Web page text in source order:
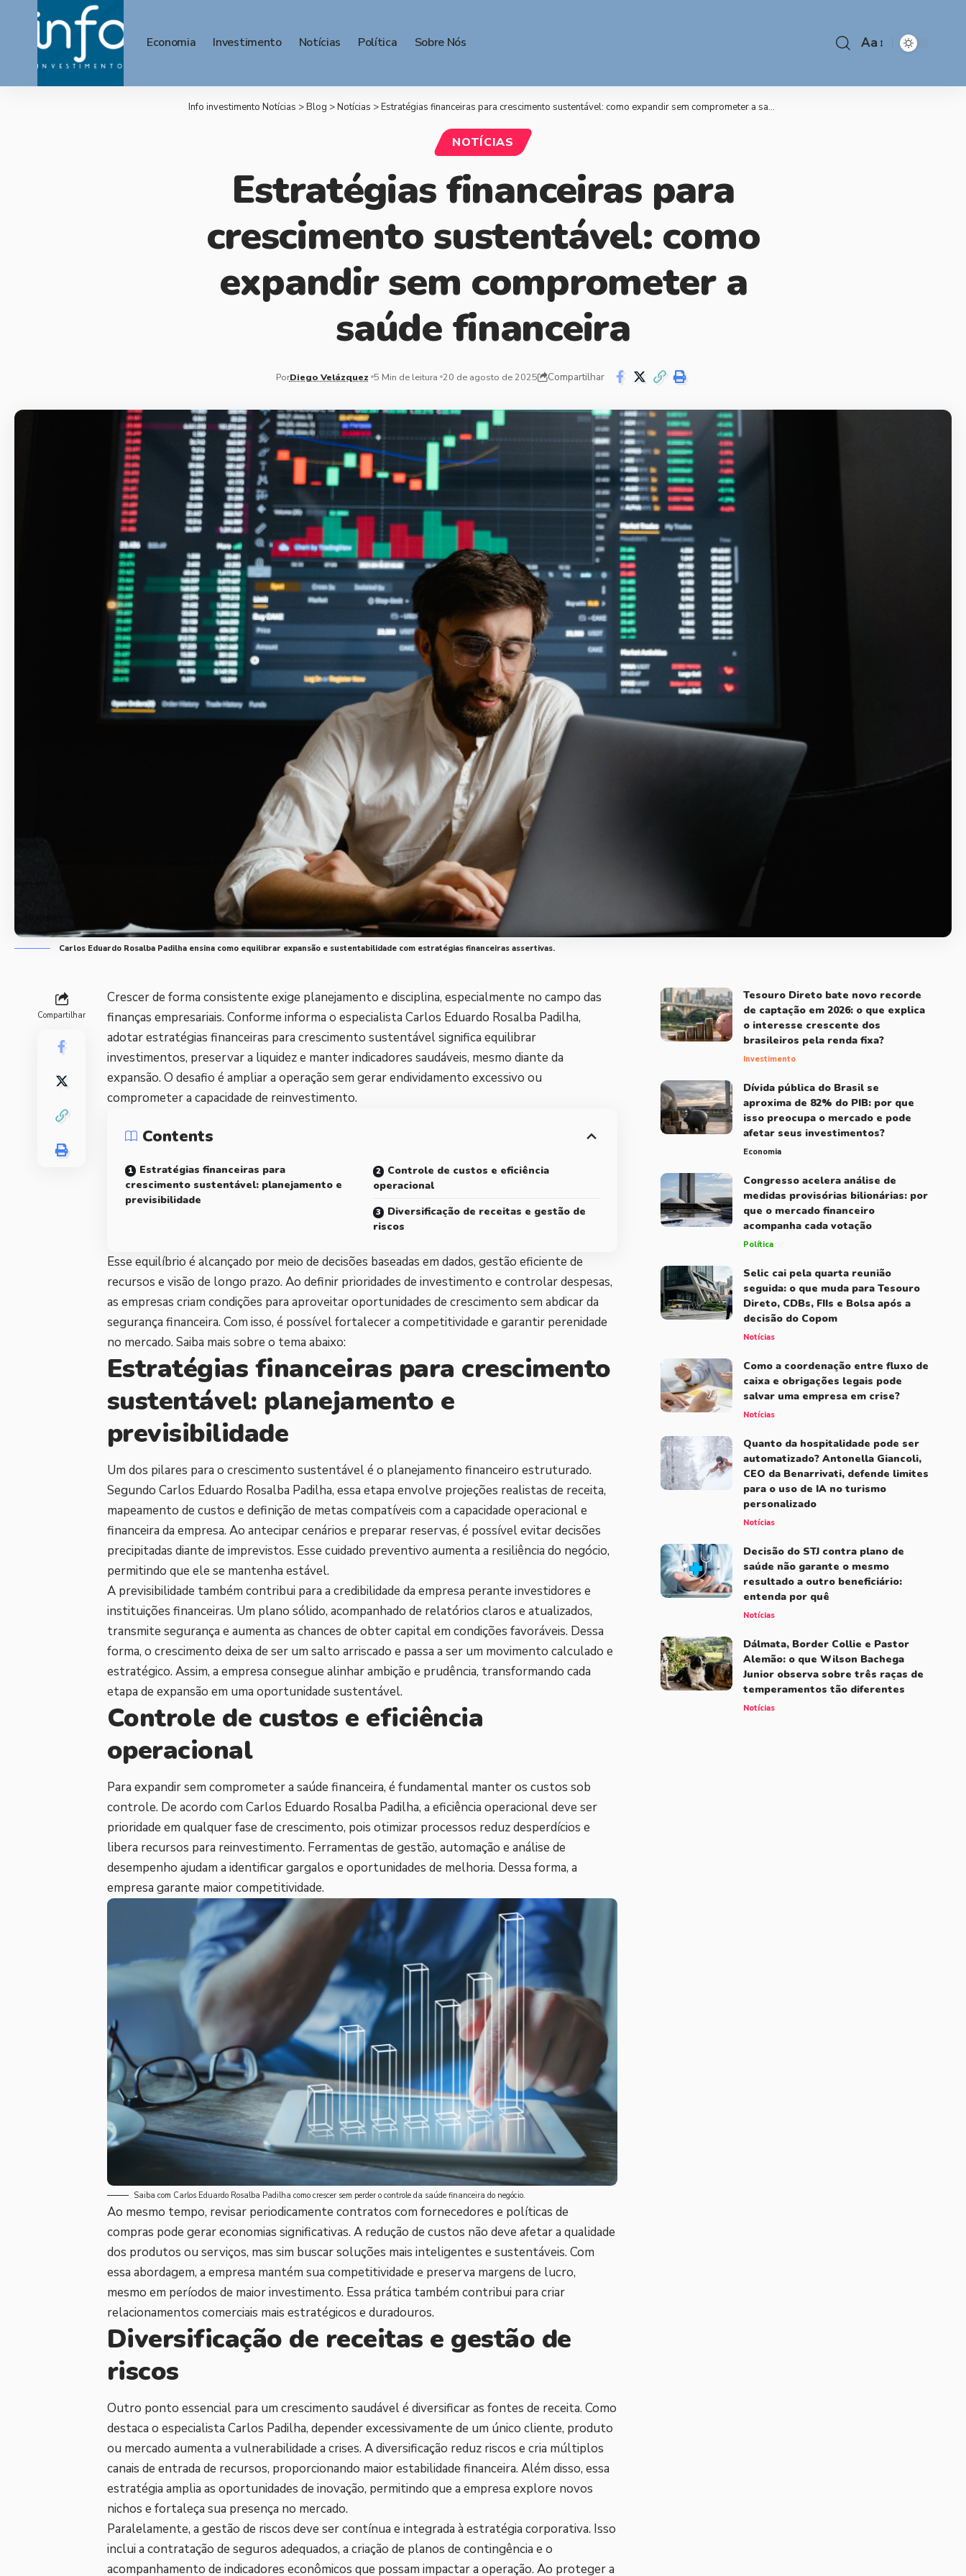
Economia Investimento Notícias Política Sobre Nós Aa
Info investimento Notícias >Blog >Notícias >Estratégias financeiras para crescimento sustentável: como expandir sem comprometer a saúde financeira
NOTÍCIAS
Estratégias financeiras para
crescimento sustentável: como
expandir sem comprometer a
saúde financeira
PorDiego Velázquez 5 Min de leitura 20 de agosto de 2025 Compartilhar
Carlos Eduardo Rosalba Padilha ensina como equilibrar expansão e sustentabilidade com estratégias financeiras assertivas.
Compartilhar
Crescer de forma consistente exige planejamento e disciplina, especialmente no campo das
finanças empresariais. Conforme informa o especialista Carlos Eduardo Rosalba Padilha,
adotar estratégias financeiras para crescimento sustentável significa equilibrar
investimentos, preservar a liquidez e manter indicadores saudáveis, mesmo diante da
expansão. O desafio é ampliar a operação sem gerar endividamento excessivo ou
comprometer a capacidade de reinvestimento.
Contents
Estratégias financeiras para
crescimento sustentável: planejamento e
previsibilidade
Controle de custos e eficiência
operacional
Diversificação de receitas e gestão de
riscos
Esse equilíbrio é alcançado por meio de decisões baseadas em dados, gestão eficiente de
recursos e visão de longo prazo. Ao definir prioridades de investimento e controlar despesas,
as empresas criam condições para aproveitar oportunidades de crescimento sem abdicar da
segurança financeira. Com isso, é possível fortalecer a competitividade e garantir perenidade
no mercado. Saiba mais sobre o tema abaixo:
Estratégias financeiras para crescimento
sustentável: planejamento e
previsibilidade
Um dos pilares para o crescimento sustentável é o planejamento financeiro estruturado.
Segundo Carlos Eduardo Rosalba Padilha, essa etapa envolve projeções realistas de receita,
mapeamento de custos e definição de metas compatíveis com a capacidade operacional e
financeira da empresa. Ao antecipar cenários e preparar reservas, é possível evitar decisões
precipitadas diante de imprevistos. Esse cuidado preventivo aumenta a resiliência do negócio,
permitindo que ele se mantenha estável.
A previsibilidade também contribui para a credibilidade da empresa perante investidores e
instituições financeiras. Um plano sólido, acompanhado de relatórios claros e atualizados,
transmite segurança e aumenta as chances de obter capital em condições favoráveis. Dessa
forma, o crescimento deixa de ser um salto arriscado e passa a ser um movimento calculado e
estratégico. Assim, a empresa consegue alinhar ambição e prudência, transformando cada
etapa de expansão em uma oportunidade sustentável.
Controle de custos e eficiência
operacional
Para expandir sem comprometer a saúde financeira, é fundamental manter os custos sob
controle. De acordo com Carlos Eduardo Rosalba Padilha, a eficiência operacional deve ser
prioridade em qualquer fase de crescimento, pois otimizar processos reduz desperdícios e
libera recursos para reinvestimento. Ferramentas de gestão, automação e análise de
desempenho ajudam a identificar gargalos e oportunidades de melhoria. Dessa forma, a
empresa garante maior competitividade.
Saiba com Carlos Eduardo Rosalba Padilha como crescer sem perder o controle da saúde financeira do negócio.
Ao mesmo tempo, revisar periodicamente contratos com fornecedores e políticas de
compras pode gerar economias significativas. A redução de custos não deve afetar a qualidade
dos produtos ou serviços, mas sim buscar soluções mais inteligentes e sustentáveis. Com
essa abordagem, a empresa mantém sua competitividade e preserva margens de lucro,
mesmo em períodos de maior investimento. Essa prática também contribui para criar
relacionamentos comerciais mais estratégicos e duradouros.
Diversificação de receitas e gestão de
riscos
Outro ponto essencial para um crescimento saudável é diversificar as fontes de receita. Como
destaca o especialista Carlos Padilha, depender excessivamente de um único cliente, produto
ou mercado aumenta a vulnerabilidade a crises. A diversificação reduz riscos e cria múltiplos
canais de entrada de recursos, proporcionando maior estabilidade financeira. Além disso, essa
estratégia amplia as oportunidades de inovação, permitindo que a empresa explore novos
nichos e fortaleça sua presença no mercado.
Paralelamente, a gestão de riscos deve ser contínua e integrada à estratégia corporativa. Isso
inclui a contratação de seguros adequados, a criação de planos de contingência e o
acompanhamento de indicadores econômicos que possam impactar a operação. Ao proteger a
Tesouro Direto bate novo recorde
de captação em 2026: o que explica
o interesse crescente dos
brasileiros pela renda fixa?
Investimento
Dívida pública do Brasil se
aproxima de 82% do PIB: por que
isso preocupa o mercado e pode
afetar seus investimentos?
Economia
Congresso acelera análise de
medidas provisórias bilionárias: por
que o mercado financeiro
acompanha cada votação
Política
Selic cai pela quarta reunião
seguida: o que muda para Tesouro
Direto, CDBs, FIIs e Bolsa após a
decisão do Copom
Notícias
Como a coordenação entre fluxo de
caixa e obrigações legais pode
salvar uma empresa em crise?
Notícias
Quanto da hospitalidade pode ser
automatizado? Antonella Giancoli,
CEO da Benarrivati, defende limites
para o uso de IA no turismo
personalizado
Notícias
Decisão do STJ contra plano de
saúde não garante o mesmo
resultado a outro beneficiário:
entenda por quê
Notícias
Dálmata, Border Collie e Pastor
Alemão: o que Wilson Bachega
Junior observa sobre três raças de
temperamentos tão diferentes
Notícias